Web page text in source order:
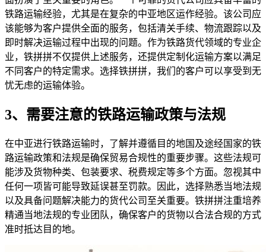
铁路运输经验，尤其是在复杂的中亚地区运作经验。该公司应
该能够为客户提供全面的服务，包括清关手续、物流跟踪以及
即时解决运输过程中出现的问题。作为铁路货代领域的专业企
业，铁拼拼不仅提供上述服务，还提供定制化运输方案以满足
不同客户的特定需求。选择铁拼拼，我们的客户可以享受到无
忧无虑的运输体验。
3、需要注意的铁路运输政策与法规
在中亚进行铁路运输时，了解并遵循目的地国及途经国家的铁
路运输政策和法规是确保贸易合规性的重要步骤。这些法规可
能涉及货物种类、包装要求、税费规定等多个方面。忽视其中
任何一项皆可能导致延误甚至罚款。因此，选择熟悉当地法规
以及具备问题解决能力的货代公司至关重要。铁拼拼注重培养
精通当地法规的专业团队，确保客户的货物以合法合规的方式
准时抵达目的地。